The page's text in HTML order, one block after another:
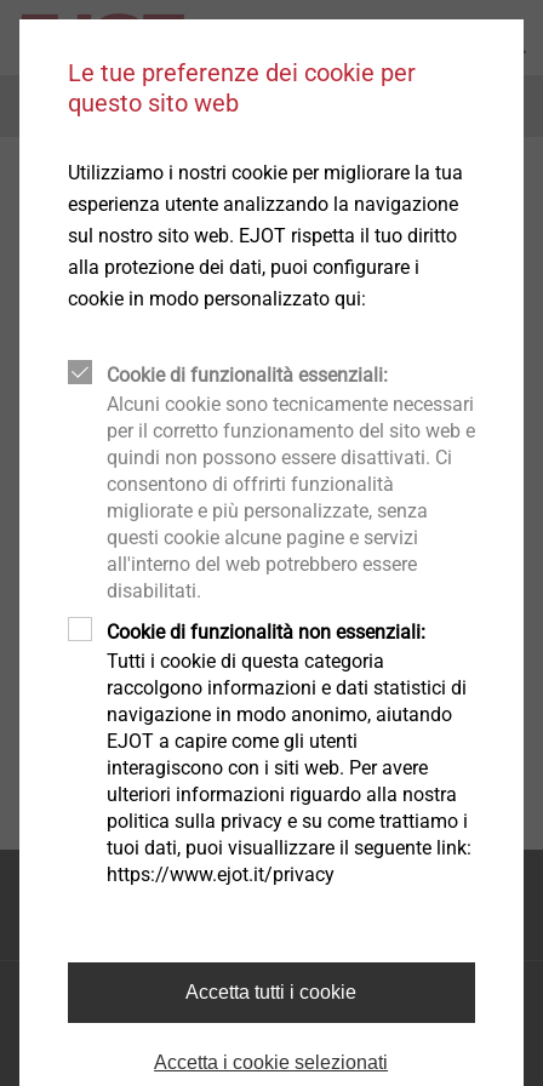
Menu
EJOT S.A.S. di EJOT Tecnologie di fissaggio S.R.L.
Via Marco Polo 16 - 35011 Campodarsego Padova
Tel.: +39 049 986 9000
Le tue preferenze dei cookie per
questo sito web
Utilizziamo i nostri cookie per migliorare la tua
esperienza utente analizzando la navigazione
sul nostro sito web. EJOT rispetta il tuo diritto
alla protezione dei dati, puoi configurare i
cookie in modo personalizzato qui:
Cookie di funzionalità essenziali:
Alcuni cookie sono tecnicamente necessari
per il corretto funzionamento del sito web e
quindi non possono essere disattivati. Ci
consentono di offrirti funzionalità
migliorate e più personalizzate, senza
questi cookie alcune pagine e servizi
all'interno del web potrebbero essere
disabilitati.
Cookie di funzionalità non essenziali:
Tutti i cookie di questa categoria
raccolgono informazioni e dati statistici di
navigazione in modo anonimo, aiutando
EJOT a capire come gli utenti
interagiscono con i siti web. Per avere
ulteriori informazioni riguardo alla nostra
politica sulla privacy e su come trattiamo i
tuoi dati, puoi visuallizzare il seguente link:
https://www.ejot.it/privacy
Accetta tutti i cookie
Accetta i cookie selezionati